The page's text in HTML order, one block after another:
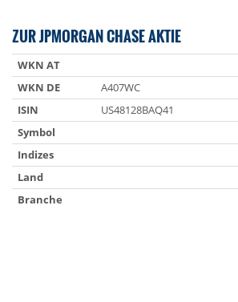
ZUR JPMORGAN CHASE AKTIE
WKN AT
WKN DE
A407WC
ISIN
US48128BAQ41
Symbol
Indizes
Land
Branche